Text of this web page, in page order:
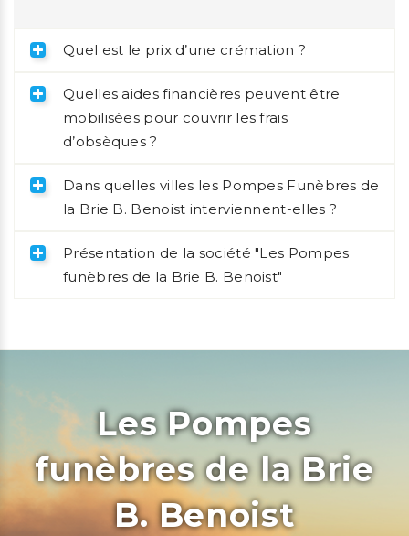
Quel est le prix d’une crémation ?
Quelles aides financières peuvent être
mobilisées pour couvrir les frais
d’obsèques ?
Dans quelles villes les Pompes Funèbres de
la Brie B. Benoist interviennent-elles ?
Présentation de la société "Les Pompes
funèbres de la Brie B. Benoist"
Les Pompes
funèbres de la Brie
B. Benoist